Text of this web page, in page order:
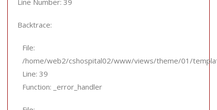
Line Number: 39
Backtrace:
File:
/home/web2/cshospital02/www/views/theme/01/
Line: 39
Function: _error_handler